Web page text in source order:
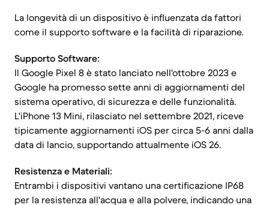
La longevità di un dispositivo è influenzata da fattori
come il supporto software e la facilità di riparazione.
Supporto Software:
Il Google Pixel 8 è stato lanciato nell'ottobre 2023 e
Google ha promesso sette anni di aggiornamenti del
sistema operativo, di sicurezza e delle funzionalità.
L'iPhone 13 Mini, rilasciato nel settembre 2021, riceve
tipicamente aggiornamenti iOS per circa 5-6 anni dalla
data di lancio, supportando attualmente iOS 26.
Resistenza e Materiali:
Entrambi i dispositivi vantano una certificazione IP68
per la resistenza all'acqua e alla polvere, indicando una